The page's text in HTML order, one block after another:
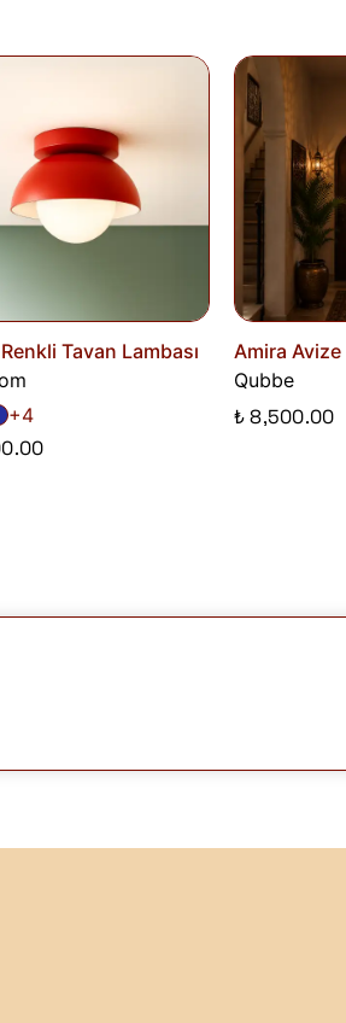
Tavan Lambası
+4
Amira Avize
Qubbe
₺ 8,500.00